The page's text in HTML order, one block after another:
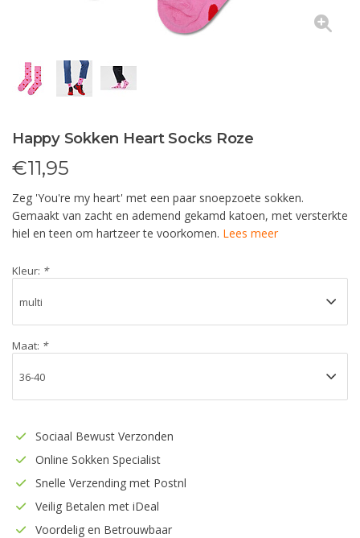
Happy Sokken Heart Socks Roze
€11,95
Zeg 'You're my heart' met een paar snoepzoete sokken.
Gemaakt van zacht en ademend gekamd katoen, met versterkte
hiel en teen om hartzeer te voorkomen. Lees meer
Kleur: *
Maat: *
Sociaal Bewust Verzonden
Online Sokken Specialist
Snelle Verzending met Postnl
Veilig Betalen met iDeal
Voordelig en Betrouwbaar